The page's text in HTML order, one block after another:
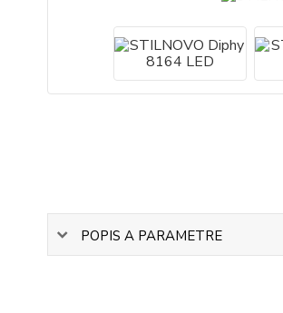
POPIS A PARAMETRE